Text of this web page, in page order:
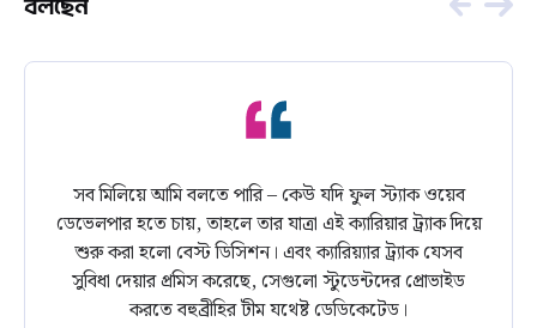
বলছেন
সব মিলিয়ে আমি বলতে পারি – কেউ যদি ফুল স্ট্যাক ওয়েব
ডেভেলপার হতে চায়, তাহলে তার যাত্রা এই ক্যারিয়ার ট্র্যাক দিয়ে
শুরু করা হলো বেস্ট ডিসিশন। এবং ক্যারিয়্যার ট্র্যাক যেসব
সুবিধা দেয়ার প্রমিস করেছে, সেগুলো স্টুডেন্টদের প্রোভাইড
করতে বহুব্রীহির টীম যথেষ্ট ডেডিকেটেড।